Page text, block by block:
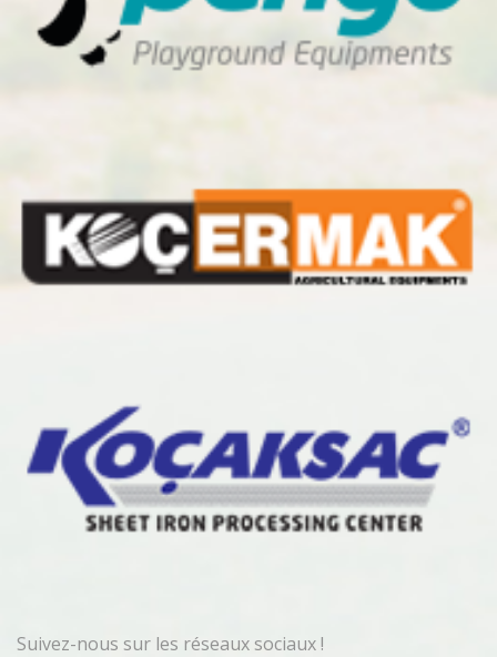
Suivez-nous sur les réseaux sociaux !